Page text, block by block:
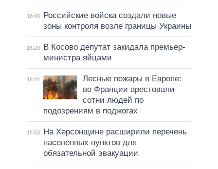
16:43
Российские войска создали новые
зоны контроля возле границы Украины
16:29
В Косово депутат закидала премьер-
министра яйцами
16:24
Лесные пожары в Европе:
во Франции арестовали
сотни людей по
подозрениям в поджогах
15:53
На Херсонщине расширили перечень
населенных пунктов для
обязательной эвакуации